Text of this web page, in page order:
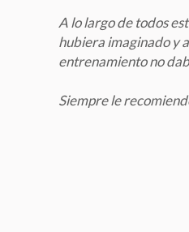
A lo largo de todos
hubiera imaginado y
entrenamiento no
Siempre le